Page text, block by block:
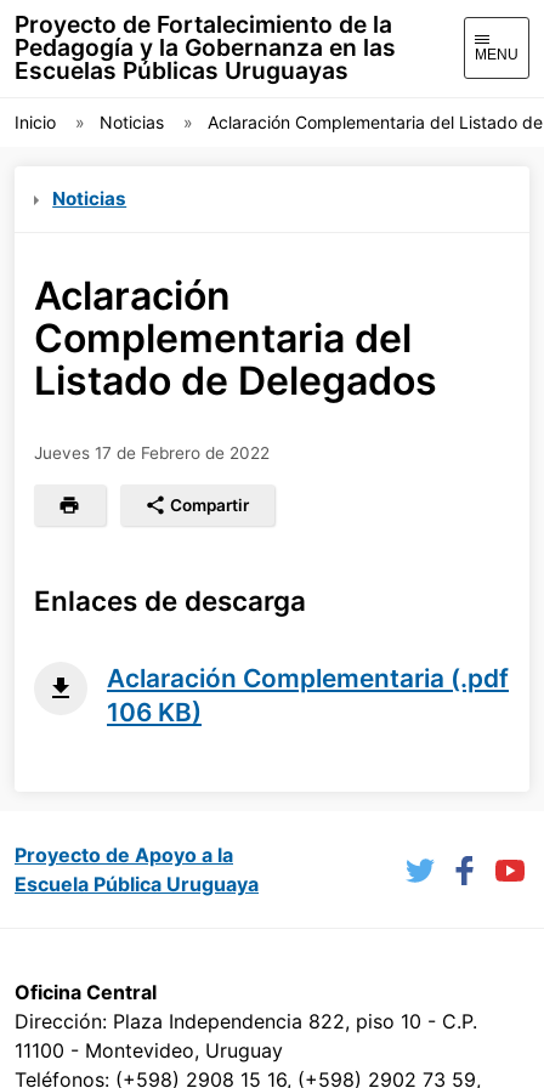
Proyecto de Fortalecimiento de la
Pedagogía y la Gobernanza en las
Escuelas Públicas Uruguayas
MENU
Inicio Noticias Aclaración Complementaria del Listado
Noticias
Aclaración
Complementaria del
Listado de Delegados
Jueves 17 de Febrero de 2022
Compartir
Enlaces de descarga
Aclaración Complementaria (.pdf
106 KB)
Proyecto de Apoyo a la
Escuela Pública Uruguaya
Oficina Central
Dirección: Plaza Independencia 822, piso 10 - C.P.
11100 - Montevideo, Uruguay
Teléfonos: (+598) 2908 15 16, (+598) 2902 73 59,